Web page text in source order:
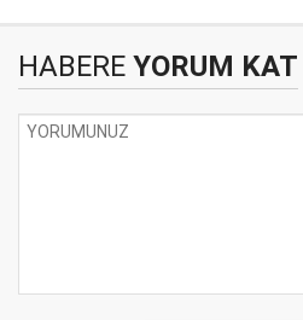
HABERE YORUM KAT